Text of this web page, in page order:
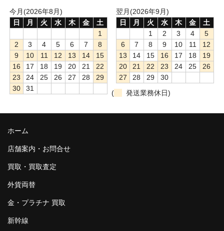
今月(2026年8月)
日
月 火 水 木 金
土
1
2
3 4 5 6 7
8
9
10 11 12 13 14
15
16
17 18 19 20 21
22
23
24 25 26 27 28
29
30
31
翌月(2026年9月)
日
月 火 水 木 金
土
1
2 3 4
5
6
7 8 9 10 11
12
13
14 15 16 17 18
19
20
21 22 23 24 25
26
27
28 29
30
(
発送業務休日)
ホーム
店舗案内・お問合せ
買取・買取査定
外貨両替
金・プラチナ 買取
新幹線